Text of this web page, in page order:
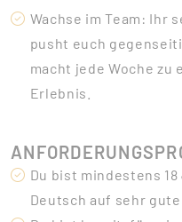
Wachse im Team: Ihr
pusht euch
macht jede Woche zu
Erlebnis.
Du bist mindestens
Deutsch auf sehr